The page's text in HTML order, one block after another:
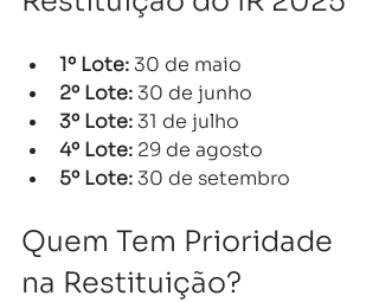
1º Lote: 30 de maio
2º Lote: 30 de junho
3º Lote: 31 de julho
4º Lote: 29 de agosto
5º Lote: 30 de setembro
Quem Tem Prioridade
na Restituição?